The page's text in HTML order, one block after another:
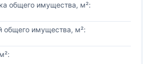
общего имущества, м²:
имущества, м²: